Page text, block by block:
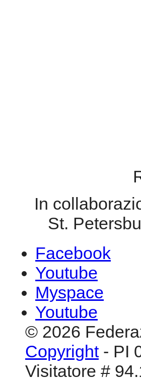
In
St.
Facebook
Youtube
Myspace
Youtube
© 2026
Copyright- PI
Visitatore #